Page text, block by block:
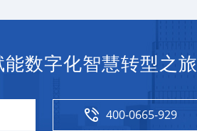
数字化智慧转型之旅
400-0665-929